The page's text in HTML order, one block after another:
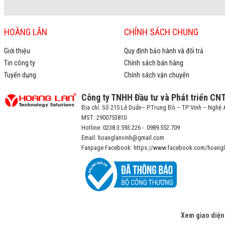
HOÀNG LÂN
Giới thiệu
Tin công ty
Tuyển dụng
CHÍNH SÁCH CHUNG
Quy định bảo hành và đổi trả
Chính sách bán hàng
Chính sách vận chuyển
Công ty TNHH Đầu tư và Phát triển
Địa chỉ: Số 215 Lê Duẩn– P.Trung Đô – TP Vinh – Nghệ
MST: 2900753810
Hotline: 0238.3.593.226 - 0989.552.709
Email: hoanglanvinh@gmail.com
Fanpage Facebook: https://www.facebook.com/
Xem giao diện